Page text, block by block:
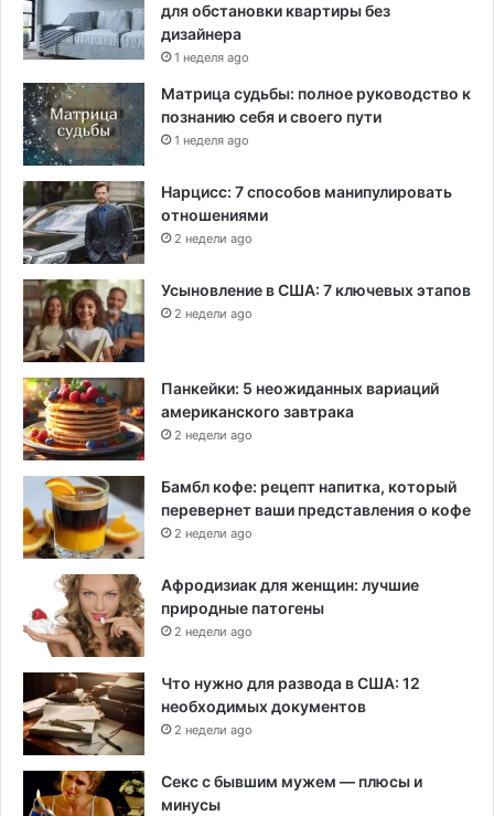
для обстановки квартиры без
дизайнера
1 неделя ago
Матрица судьбы: полное руководство к
познанию себя и своего пути
1 неделя ago
Нарцисс: 7 способов манипулировать
отношениями
2 недели ago
Усыновление в США: 7 ключевых этапов
2 недели ago
Панкейки: 5 неожиданных вариаций
американского завтрака
2 недели ago
Бамбл кофе: рецепт напитка, который
перевернет ваши представления о кофе
2 недели ago
Афродизиак для женщин: лучшие
природные патогены
2 недели ago
Что нужно для развода в США: 12
необходимых документов
2 недели ago
Секс с бывшим мужем — плюсы и
минусы